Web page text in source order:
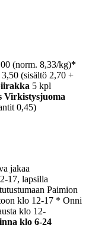
(norm. 8,33/kg)*
(sisältö 2,70 +
5 kpl
Virkistysjuoma
0,45)
jakaa
17, lapsilla
Paimion
klo 12-17 * Onni
klo 12-
klo 6-24